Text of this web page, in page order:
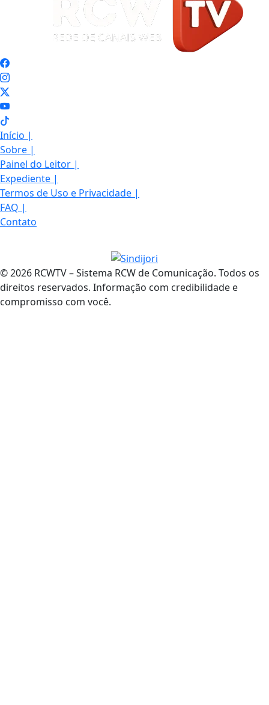
Início |
Sobre |
Painel do Leitor |
Expediente |
Termos de Uso e Privacidade |
FAQ |
Contato
© 2026 RCWTV – Sistema RCW de Comunicação. Todos os
direitos reservados. Informação com credibilidade e
compromisso com você.